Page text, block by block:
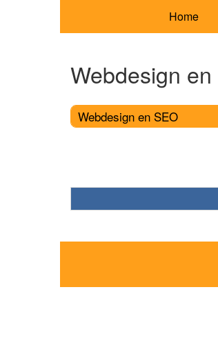
Home
Webdesign en
Webdesign en SEO